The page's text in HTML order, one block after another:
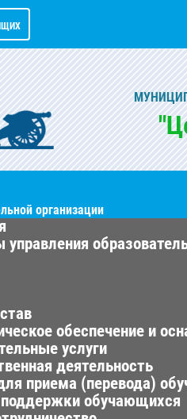
организации
управления
обеспечение и
услуги
деятельность
приема (перевода)
обучающихся